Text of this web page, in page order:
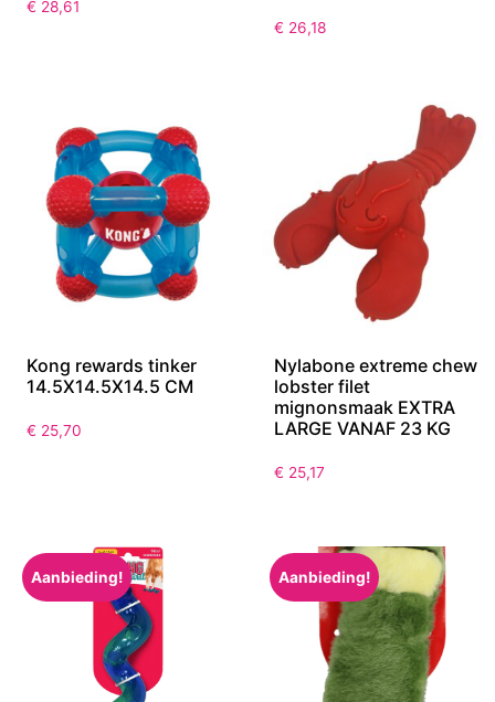
€ 28,61
€ 26,18
Kong rewards tinker
14.5X14.5X14.5 CM
€ 25,70
Nylabone extreme chew
lobster filet
mignonsmaak EXTRA
LARGE VANAF 23 KG
€ 25,17
Aanbieding! Aanbieding!